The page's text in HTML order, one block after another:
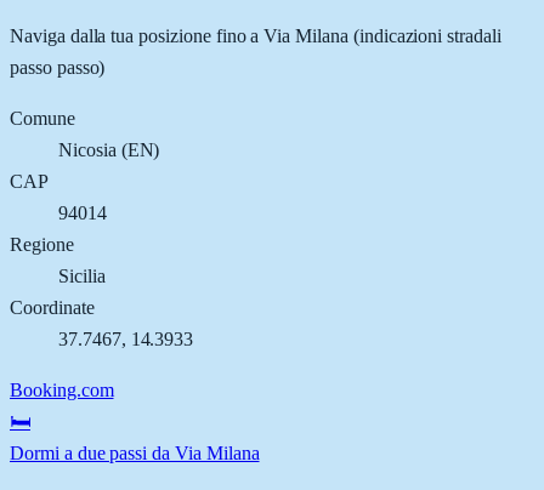
Naviga dalla tua posizione fino aVia Milana (indicazioni stradali
passo passo)
Comune
Nicosia (EN)
CAP
94014
Regione
Sicilia
Coordinate
37.7467, 14.3933
Booking.com
🛏️
Dormi a due passi da Via Milana